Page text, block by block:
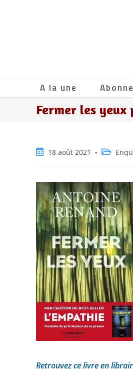
A la une
Fermer les
Publication
18 août 2021
Post
Retrouvez ce livre en